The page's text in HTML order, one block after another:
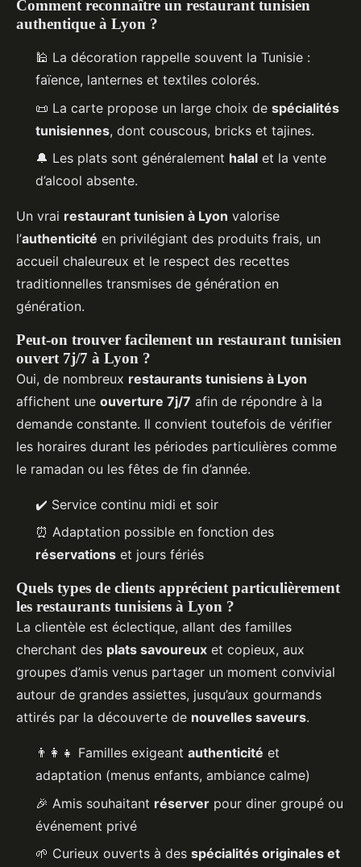
Comment reconnaître un restaurant tunisien
authentique à Lyon ?
🕌 La décoration rappelle souvent la Tunisie :
faïence, lanternes et textiles colorés.
📜 La carte propose un large choix de spécialités
tunisiennes, dont couscous, bricks et tajines.
🔔 Les plats sont généralement halal et la vente
d’alcool absente.
Un vrai restaurant tunisien à Lyon valorise
l’authenticité en privilégiant des produits frais, un
accueil chaleureux et le respect des recettes
traditionnelles transmises de génération en
génération.
Peut-on trouver facilement un restaurant tunisien
ouvert 7j/7 à Lyon ?
Oui, de nombreux restaurants tunisiens à Lyon
affichent une ouverture 7j/7 afin de répondre à la
demande constante. Il convient toutefois de vérifier
les horaires durant les périodes particulières comme
le ramadan ou les fêtes de fin d’année.
✔️ Service continu midi et soir
⏰ Adaptation possible en fonction des
réservations et jours fériés
Quels types de clients apprécient particulièrement
les restaurants tunisiens à Lyon ?
La clientèle est éclectique, allant des familles
cherchant des plats savoureux et copieux, aux
groupes d’amis venus partager un moment convivial
autour de grandes assiettes, jusqu’aux gourmands
attirés par la découverte de nouvelles saveurs.
👨‍👩‍👧 Familles exigeant authenticité et
adaptation (menus enfants, ambiance calme)
🎉 Amis souhaitant réserver pour diner groupé ou
événement privé
🌱 Curieux ouverts à des spécialités originales et